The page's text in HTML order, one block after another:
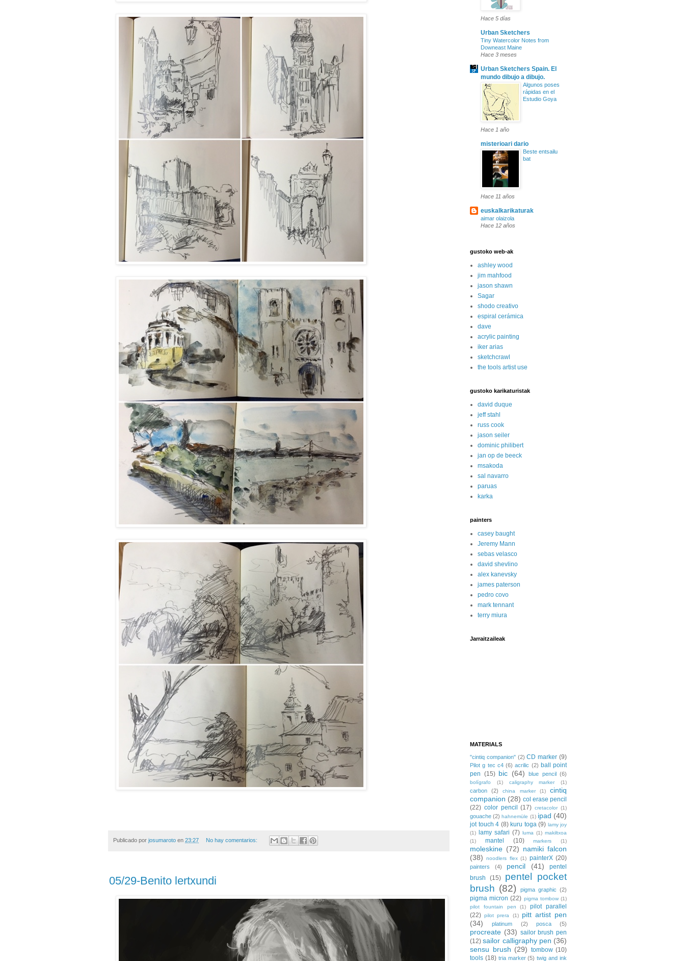
Publicado por josumaroto en 23:27 No hay comentarios:
05/29-Benito lertxundi
Hace 5 días
Urban Sketchers
Tiny Watercolor Notes from
Downeast Maine
Hace 3 meses
Urban Sketchers Spain. El
mundo dibujo a dibujo.
Algunos poses
rápidas en el
Estudio Goya
Hace 1 año
misterioari dario
Beste entsailu
bat
Hace 11 años
euskalkarikaturak
aimar olaizola
Hace 12 años
gustoko web-ak
ashley wood
jim mahfood
jason shawn
Sagar
shodo creativo
espiral cerámica
dave
acrylic painting
iker arias
sketchcrawl
the tools artist use
gustoko karikaturistak
david duque
jeff stahl
russ cook
jason seiler
dominic philibert
jan op de beeck
msakoda
sal navarro
paruas
karka
painters
casey baught
Jeremy Mann
sebas velasco
david shevlino
alex kanevsky
james paterson
pedro covo
mark tennant
terry miura
Jarraitzaileak
MATERIALS
"cintiq companion" (2) CD marker (9)
Pilot g tec c4 (6) acrilic (2) ball point
pen (15) bic (64) blue pencil (6)
bolígrafo (1) caligraphy marker (1)
carbon (2) china marker (1)
cintiq
companion (28) col erase pencil
(22) color pencil (17) cretacolor (1)
gouache (2) hahnemüle (1) ipad (40)
jot touch 4 (8) kuru toga (9) lamy joy
(1) lamy safari (7) luma (1) makiltxoa
(1)
mantel (10) markers (1)
moleskine (72) namiki falcon
(38)
noodlers flex (1) painterX (20)
painters (4) pencil (41)
pentel
brush
(15)
pentel pocket
brush (82) pigma graphic (2)
pigma micron (22) pigma tombow (1)
pilot fountain pen
(1)
pilot parallel
(22) pilot prera (1)
pitt artist pen
(34)
platinum (2) posca (5)
procreate (33) sailor brush pen
(12) sailor calligraphy pen (36)
sensu brush (29) tombow (10)
tools (18) tria marker (5) twig and ink